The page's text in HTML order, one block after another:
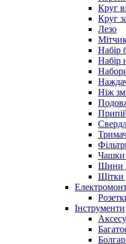
Круг
Круг
Лезо
Набір
Набір
Ніж
Чашки
Шини
Щітки
Інструменти